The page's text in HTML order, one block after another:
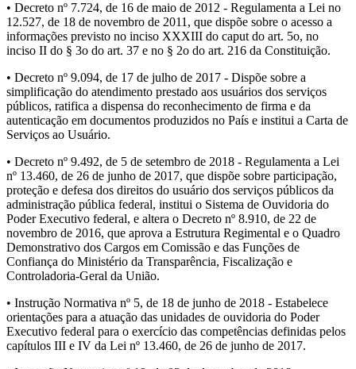
• Decreto nº 7.724, de 16 de maio de 2012 - Regulamenta a Lei no
12.527, de 18 de novembro de 2011, que dispõe sobre o acesso a
informações previsto no inciso XXXIII do caput do art. 5o, no
inciso II do § 3o do art. 37 e no § 2o do art. 216 da Constituição.
• Decreto nº 9.094, de 17 de julho de 2017 - Dispõe sobre a
simplificação do atendimento prestado aos usuários dos serviços
públicos, ratifica a dispensa do reconhecimento de firma e da
autenticação em documentos produzidos no País e institui a Carta de
Serviços ao Usuário.
• Decreto nº 9.492, de 5 de setembro de 2018 - Regulamenta a Lei
nº 13.460, de 26 de junho de 2017, que dispõe sobre participação,
proteção e defesa dos direitos do usuário dos serviços públicos da
administração pública federal, institui o Sistema de Ouvidoria do
Poder Executivo federal, e altera o Decreto nº 8.910, de 22 de
novembro de 2016, que aprova a Estrutura Regimental e o Quadro
Demonstrativo dos Cargos em Comissão e das Funções de
Confiança do Ministério da Transparência, Fiscalização e
Controladoria-Geral da União.
• Instrução Normativa nº 5, de 18 de junho de 2018 - Estabelece
orientações para a atuação das unidades de ouvidoria do Poder
Executivo federal para o exercício das competências definidas pelos
capítulos III e IV da Lei nº 13.460, de 26 de junho de 2017.